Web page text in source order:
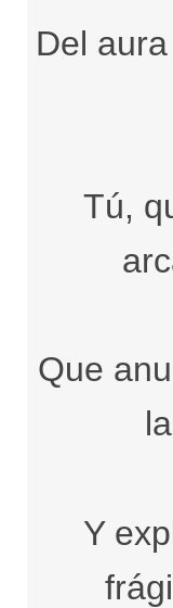
Del
Tú,
Que
Y